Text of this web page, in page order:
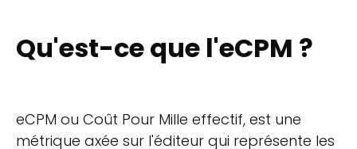
Qu'est-ce que l'eCPM ?
eCPM ou Coût Pour Mille effectif, est une
métrique axée sur l'éditeur qui représente les